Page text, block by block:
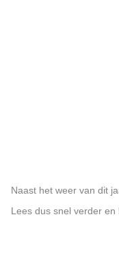
Naast het weer van dit
Lees dus snel verder